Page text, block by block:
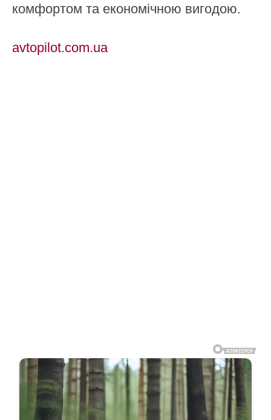
комфортом та економічною вигодою.
avtopilot.com.ua